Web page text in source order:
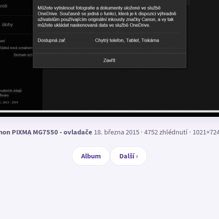
PIXMA MG7550 - ovladače 18. března 2015 · 4752 zhlédnutí ·
Album Další ›